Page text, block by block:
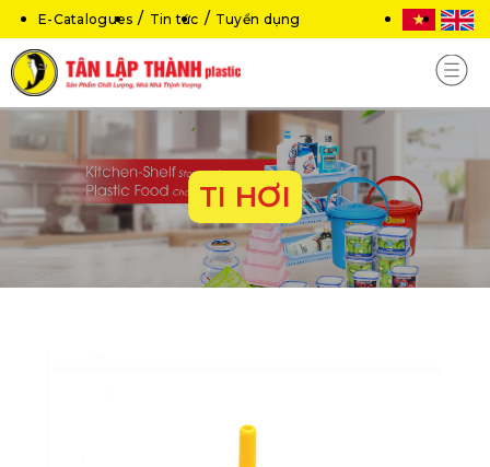
E-Catalogues Tin tức Tuyển dụng
TI HƠI